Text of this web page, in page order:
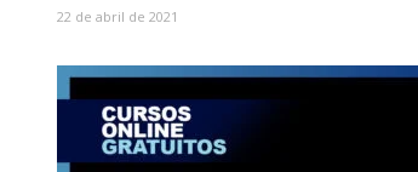
22 de abril de 2021